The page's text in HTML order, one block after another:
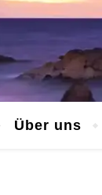
Über uns